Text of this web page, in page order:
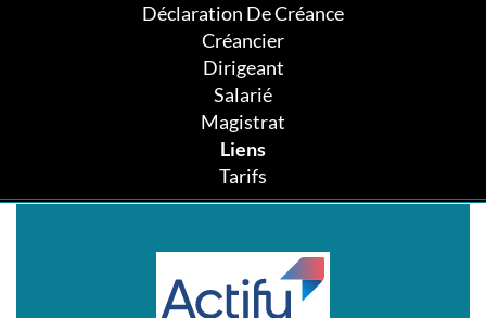
Déclaration De Créance
Créancier
Dirigeant
Salarié
Magistrat
Liens
Tarifs